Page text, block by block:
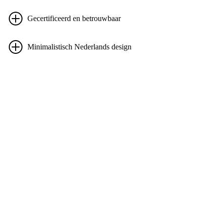
Gecertificeerd en betrouwbaar
Minimalistisch Nederlands design